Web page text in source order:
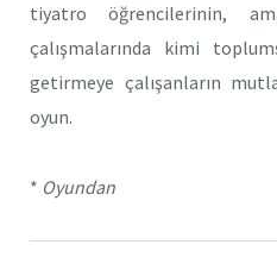
tiyatro öğrencilerinin,
çalışmalarında kimi
getirmeye çalışanların
oyun.
* Oyundan